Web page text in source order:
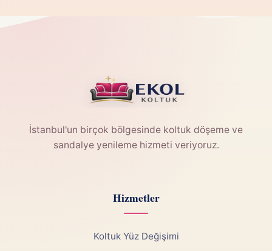
İstanbul'un birçok bölgesinde koltuk döşeme ve
sandalye yenileme hizmeti veriyoruz.
Hizmetler
Koltuk Yüz Değişimi